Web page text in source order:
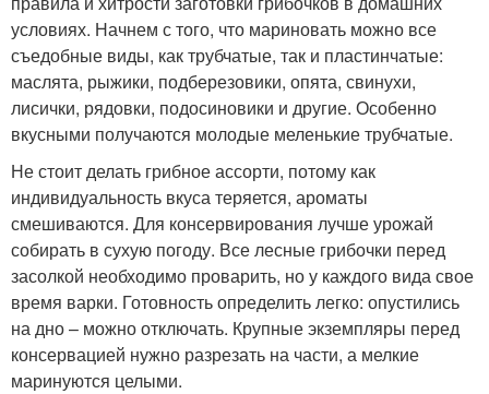
условиях. Начнем с того, что мариновать можно все
съедобные виды, как трубчатые, так и пластинчатые:
маслята, рыжики, подберезовики, опята, свинухи,
лисички, рядовки, подосиновики и другие. Особенно
вкусными получаются молодые меленькие трубчатые.
Не стоит делать грибное ассорти, потому как
индивидуальность вкуса теряется, ароматы
смешиваются. Для консервирования лучше урожай
собирать в сухую погоду. Все лесные грибочки перед
засолкой необходимо проварить, но у каждого вида свое
время варки. Готовность определить легко: опустились
на дно – можно отключать. Крупные экземпляры перед
консервацией нужно разрезать на части, а мелкие
маринуются целыми.